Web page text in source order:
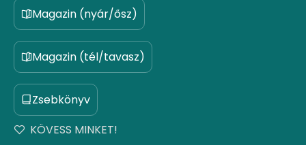
Magazin (nyár/ősz)
Magazin (tél/tavasz)
Zsebkönyv
KÖVESS MINKET!